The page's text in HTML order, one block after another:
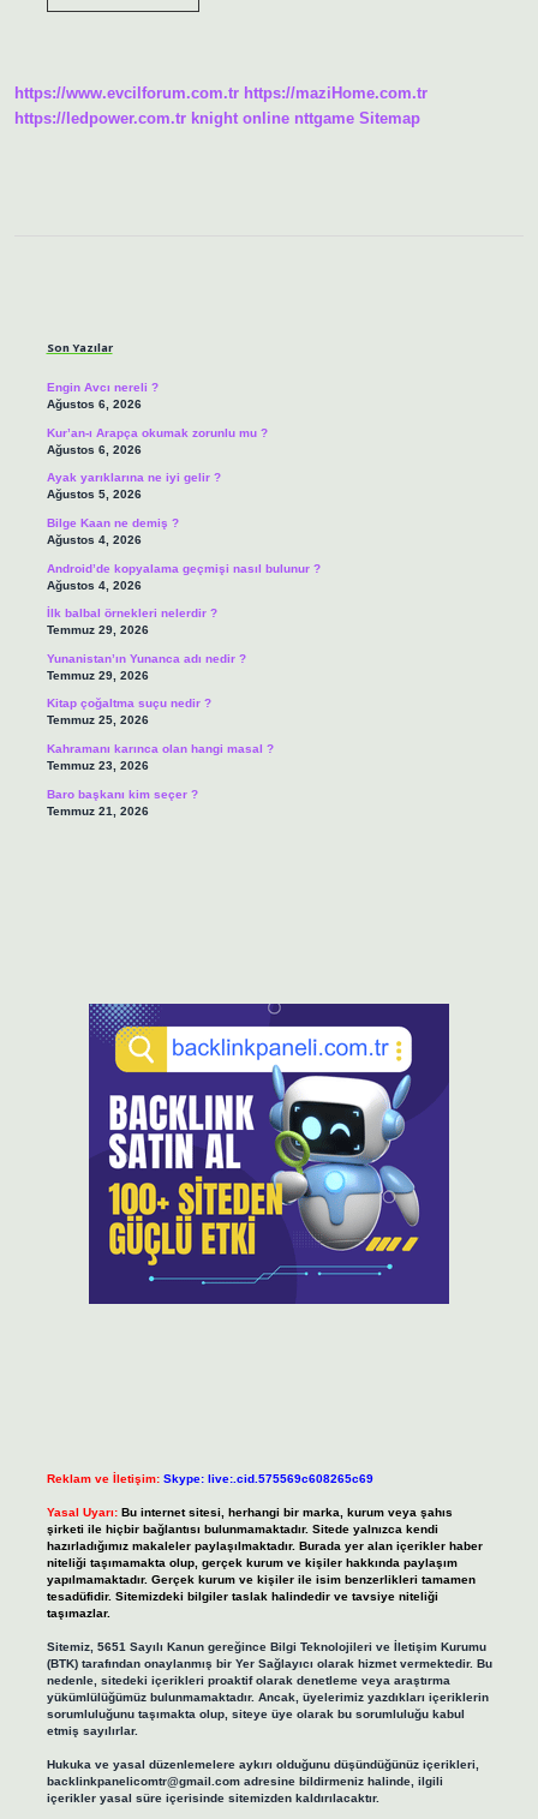
https://www.evcilforum.com.tr https://maziHome.com.tr
https://ledpower.com.tr knight online nttgame Sitemap
Son Yazılar
Engin Avcı nereli ?
Ağustos 6, 2026
Kur’an-ı Arapça okumak zorunlu mu ?
Ağustos 6, 2026
Ayak yarıklarına ne iyi gelir ?
Ağustos 5, 2026
Bilge Kaan ne demiş ?
Ağustos 4, 2026
Android’de kopyalama geçmişi nasıl bulunur ?
Ağustos 4, 2026
İlk balbal örnekleri nelerdir ?
Temmuz 29, 2026
Yunanistan’ın Yunanca adı nedir ?
Temmuz 29, 2026
Kitap çoğaltma suçu nedir ?
Temmuz 25, 2026
Kahramanı karınca olan hangi masal ?
Temmuz 23, 2026
Baro başkanı kim seçer ?
Temmuz 21, 2026
Reklam ve İletişim: Skype: live:.cid.575569c608265c69
Yasal Uyarı: Bu internet sitesi, herhangi bir marka, kurum veya şahıs
şirketi ile hiçbir bağlantısı bulunmamaktadır. Sitede yalnızca kendi
hazırladığımız makaleler paylaşılmaktadır. Burada yer alan içerikler haber
niteliği taşımamakta olup, gerçek kurum ve kişiler hakkında paylaşım
yapılmamaktadır. Gerçek kurum ve kişiler ile isim benzerlikleri tamamen
tesadüfidir. Sitemizdeki bilgiler taslak halindedir ve tavsiye niteliği
taşımazlar.
Sitemiz, 5651 Sayılı Kanun gereğince Bilgi Teknolojileri ve İletişim Kurumu
(BTK) tarafından onaylanmış bir Yer Sağlayıcı olarak hizmet vermektedir. Bu
nedenle, sitedeki içerikleri proaktif olarak denetleme veya araştırma
yükümlülüğümüz bulunmamaktadır. Ancak, üyelerimiz yazdıkları içeriklerin
sorumluluğunu taşımakta olup, siteye üye olarak bu sorumluluğu kabul
etmiş sayılırlar.
Hukuka ve yasal düzenlemelere aykırı olduğunu düşündüğünüz içerikleri,
backlinkpanelicomtr@gmail.comadresine bildirmeniz halinde, ilgili
içerikler yasal süre içerisinde sitemizden kaldırılacaktır.